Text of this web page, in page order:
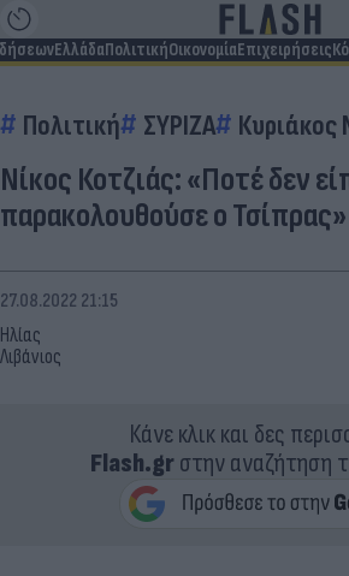
ΕλλάδαΠολιτικήΟικονομίαΕπιχειρήσεις
Πολιτική ΣΥΡΙΖΑ
Νίκος Κοτζιάς: «Ποτέ δεν
παρακολουθούσε ο Τσίπρας»
Ηλίας
Λιβάνιος
27.08.2022 21:15
Κάνε κλικ και δες
Flash.grστην αναζήτηση